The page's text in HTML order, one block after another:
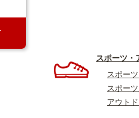
スポーツ・
スポー
スポー
アウト